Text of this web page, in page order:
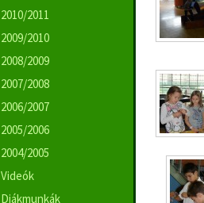
2010/2011
2009/2010
2008/2009
2007/2008
2006/2007
2005/2006
2004/2005
Videók
Diákmunkák